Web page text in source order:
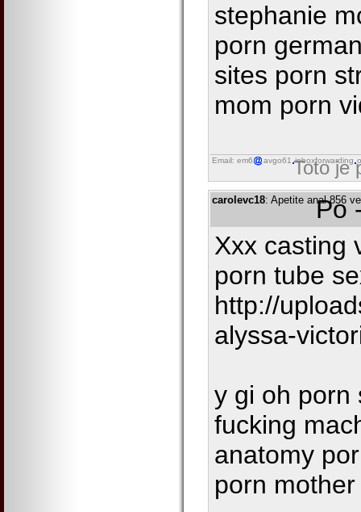
stephanie
porn
sites porn
mom porn
Email: em6 avgo61 inboxforwarding
Toto je
carolevc18: Apetite anal 856
Po
Xxx casting
porn tube
http://
alyssa-
y gi oh porn
fucking
anatomy
porn